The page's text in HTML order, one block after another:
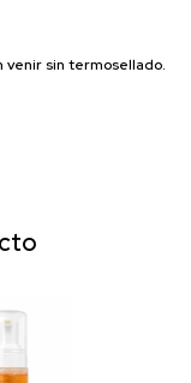
sin termosellado.